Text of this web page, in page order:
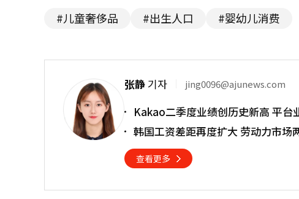
#儿童奢侈品 #出生人口 #婴幼儿消费
张静 기자 jing0096@ajunews.com
Kakao二季度业绩创历史新高 平台
韩国工资差距再度扩大 劳动力市场
查看更多